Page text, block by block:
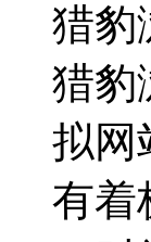
猎豹
猎豹
拟网
有着